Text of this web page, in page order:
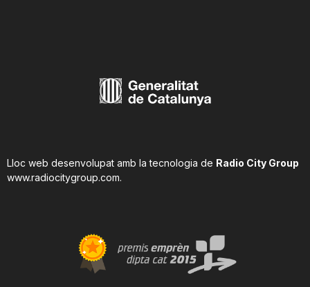
Lloc web desenvolupat amb la tecnologia de Radio City Group
www.radiocitygroup.com.